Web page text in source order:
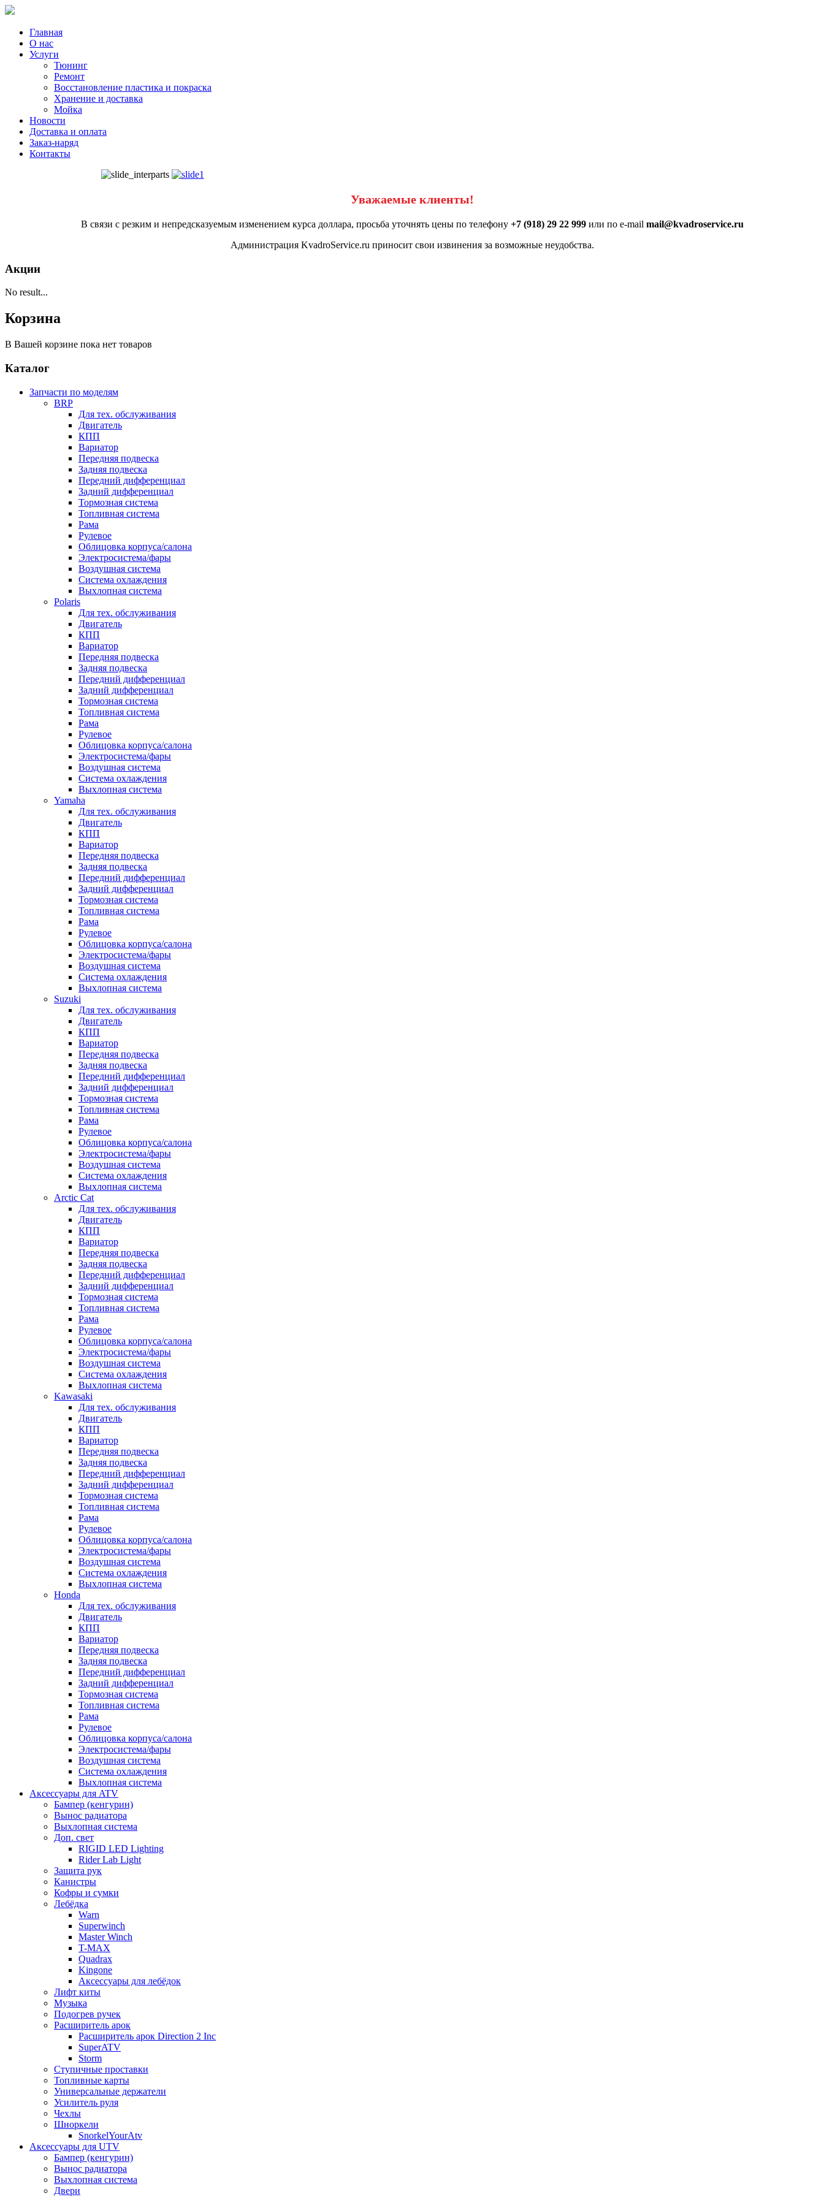
Главная
О нас
Услуги
Тюнинг
Ремонт
Восстановление пластика и покраска
Хранение и доставка
Мойка
Новости
Доставка и оплата
Заказ-наряд
Контакты
Уважаемые клиенты!
В связи с резким и непредсказуемым изменением курса доллара, просьба уточнять цены по телефону +7 (918) 29 22 999или по e-mail mail@kvadroservice.ru
Администрация KvadroService.ru приносит свои извинения за возможные неудобства.
Акции
No result...
Корзина
В Вашей корзине пока нет товаров
Каталог
Запчасти по моделям
BRP
Для тех. обслуживания
Двигатель
КПП
Вариатор
Передняя подвеска
Задняя подвеска
Передний дифференциал
Задний дифференциал
Тормозная система
Топливная система
Рама
Рулевое
Облицовка корпуса/салона
Электросистема/фары
Воздушная система
Система охлаждения
Выхлопная система
Polaris
Для тех. обслуживания
Двигатель
КПП
Вариатор
Передняя подвеска
Задняя подвеска
Передний дифференциал
Задний дифференциал
Тормозная система
Топливная система
Рама
Рулевое
Облицовка корпуса/салона
Электросистема/фары
Воздушная система
Система охлаждения
Выхлопная система
Yamaha
Для тех. обслуживания
Двигатель
КПП
Вариатор
Передняя подвеска
Задняя подвеска
Передний дифференциал
Задний дифференциал
Тормозная система
Топливная система
Рама
Рулевое
Облицовка корпуса/салона
Электросистема/фары
Воздушная система
Система охлаждения
Выхлопная система
Suzuki
Для тех. обслуживания
Двигатель
КПП
Вариатор
Передняя подвеска
Задняя подвеска
Передний дифференциал
Задний дифференциал
Тормозная система
Топливная система
Рама
Рулевое
Облицовка корпуса/салона
Электросистема/фары
Воздушная система
Система охлаждения
Выхлопная система
Arctic Cat
Для тех. обслуживания
Двигатель
КПП
Вариатор
Передняя подвеска
Задняя подвеска
Передний дифференциал
Задний дифференциал
Тормозная система
Топливная система
Рама
Рулевое
Облицовка корпуса/салона
Электросистема/фары
Воздушная система
Система охлаждения
Выхлопная система
Kawasaki
Для тех. обслуживания
Двигатель
КПП
Вариатор
Передняя подвеска
Задняя подвеска
Передний дифференциал
Задний дифференциал
Тормозная система
Топливная система
Рама
Рулевое
Облицовка корпуса/салона
Электросистема/фары
Воздушная система
Система охлаждения
Выхлопная система
Honda
Для тех. обслуживания
Двигатель
КПП
Вариатор
Передняя подвеска
Задняя подвеска
Передний дифференциал
Задний дифференциал
Тормозная система
Топливная система
Рама
Рулевое
Облицовка корпуса/салона
Электросистема/фары
Воздушная система
Система охлаждения
Выхлопная система
Аксессуары для ATV
Бампер (кенгурин)
Вынос радиатора
Выхлопная система
Доп. свет
RIGID LED Lighting
Rider Lab Light
Защита рук
Канистры
Кофры и сумки
Лебёдка
Warn
Superwinch
Master Winch
T-MAX
Quadrax
Kingone
Аксессуары для лебёдок
Лифт киты
Музыка
Подогрев ручек
Расширитель арок
Расширитель арок Direction 2 Inc
SuperATV
Storm
Ступичные проставки
Топливные карты
Универсальные держатели
Усилитель руля
Чехлы
Шноркели
SnorkelYourAtv
Аксессуары для UTV
Бампер (кенгурин)
Вынос радиатора
Выхлопная система
Двери